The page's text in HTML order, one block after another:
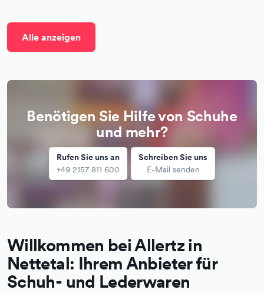
Alle anzeigen
Benötigen Sie Hilfe von Schuhe
und mehr?
Rufen Sie uns an
+49 2157 811 600
Schreiben Sie uns
E-Mail senden
Willkommen bei Allertz in
Nettetal: Ihrem Anbieter für
Schuh- und Lederwaren